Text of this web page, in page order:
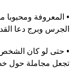
• المعروفة ومحبوبا
الجرس وبرج دعا
• حتى لو كان الشخص
تجعل مجاملة حول